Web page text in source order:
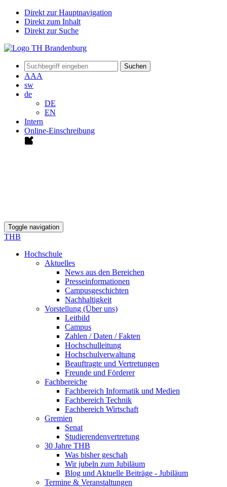
Direkt zur Hauptnavigation
Direkt zum Inhalt
Direkt zur Suche
Suchen
AAA
sw
de
DE
EN
Intern
Online-Einschreibung
Toggle navigation
THB
Hochschule
Aktuelles
News aus den Bereichen
Presseinformationen
Campusgeschichten
Nachhaltigkeit
Vorstellung (Über uns)
Leitbild
Campus
Zahlen / Daten / Fakten
Hochschulleitung
Hochschulverwaltung
Beauftragte und Vertretungen
Freunde und Förderer
Fachbereiche
Fachbereich Informatik und Medien
Fachbereich Technik
Fachbereich Wirtschaft
Gremien
Senat
Studierendenvertretung
30 Jahre THB
Was bisher geschah
Wir jubeln zum Jubiläum
Blog und Aktuelle Beiträge - Jubiläum
Termine & Veranstaltungen